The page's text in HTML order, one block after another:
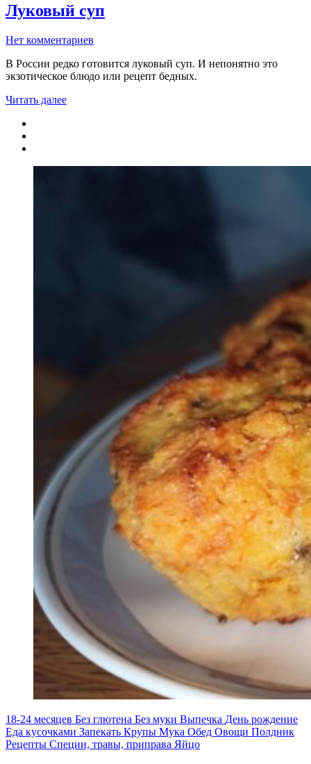
Луковый суп
Нет комментариев
В России редко готовится луковый суп. И непонятно это
экзотическое блюдо или рецепт бедных.
Читать далее
18-24 месяцев Без глютена Без муки Выпечка День рождение
Еда кусочками Запекать Крупы Мука Обед Овощи Полдник
Рецепты Специи, травы, приправа Яйцо